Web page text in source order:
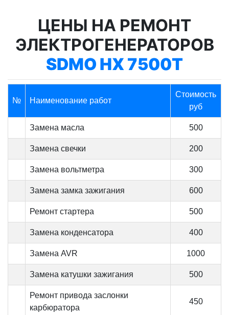
ЦЕНЫ НА РЕМОНТ
ЭЛЕКТРОГЕНЕРАТОРОВ
SDMO HX 7500T
№ Наименование работ
Стоимость
руб
Замена масла 500
Замена свечки 200
Замена вольтметра 300
Замена замка зажигания 600
Ремонт стартера 500
Замена конденсатора 400
Замена AVR 1000
Замена катушки зажигания 500
Ремонт привода заслонки
карбюратора
450